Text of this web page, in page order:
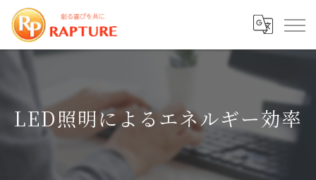
LED照明によるエネルギー効率